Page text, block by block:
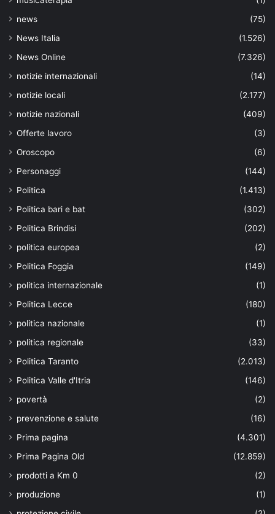
news
(75)
News Italia
(1.526)
News Online
(7.326)
notizie internazionali
(14)
notizie locali
(2.177)
notizie nazionali
(409)
Offerte lavoro
(3)
Oroscopo
(6)
Personaggi
(144)
Politica
(1.413)
Politica bari e bat
(302)
Politica Brindisi
(202)
politica europea
(2)
Politica Foggia
(149)
politica internazionale
(1)
Politica Lecce
(180)
politica nazionale
(1)
politica regionale
(33)
Politica Taranto
(2.013)
Politica Valle d'Itria
(146)
povertà
(2)
prevenzione e salute
(16)
Prima pagina
(4.301)
Prima Pagina Old
(12.859)
prodotti a Km 0
(2)
produzione
(1)